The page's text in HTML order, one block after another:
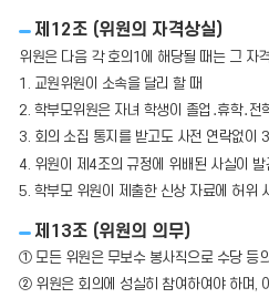
제12조 (위원의 자격상실)
위원은 다음 각 호의1에 해당될 때는 그 자
1. 교원위원이 소속을 달리 할 때
2. 학부모위원은 자녀 학생이 졸업․휴학․전
3. 회의 소집 통지를 받고도 사전 연락없이
4. 위원이 제4조의 규정에 위배된 사실이 발
5. 학부모 위원이 제출한 신상 자료에 허위
제13조 (위원의 의무)
① 모든 위원은 무보수 봉사직으로 수당 등
② 위원은 회의에 성실히 참여하여야 하며,